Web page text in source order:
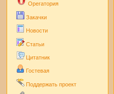
Operaтория
Закачки
Новости
Статьи
Цитатник
Гостевая
Поддержать проект